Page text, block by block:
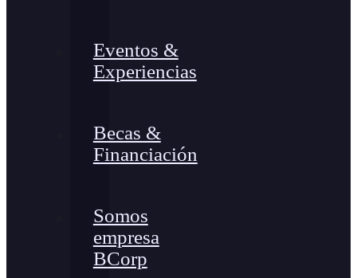
Eventos &
Experiencias
Becas &
Financiación
Somos
empresa
BCorp